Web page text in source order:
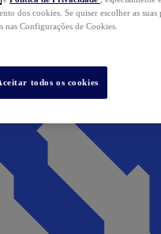
dos cookies. Se quiser escolher as suas
nas Configurações de Cookies.
todos os cookies